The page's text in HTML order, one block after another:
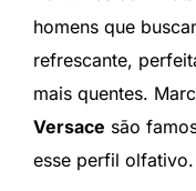
homens que
refrescante,
mais quentes.
Versace são
esse perfil olfativo.